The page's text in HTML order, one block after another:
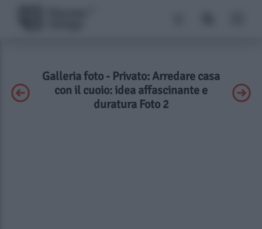
Galleria foto - Privato: Arredare casa
con il cuoio: idea affascinante e
duratura Foto 2